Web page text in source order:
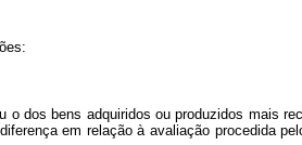
dos bens adquiridos ou produzidos mais
em relação à avaliação procedida